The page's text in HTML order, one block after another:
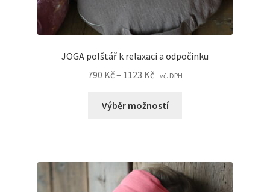
JOGA polštář k relaxaci a odpočinku
790 Kč– 1123 KčRozpětí
790 Kč
- vč. DPH
Výběr možností
Možnosti